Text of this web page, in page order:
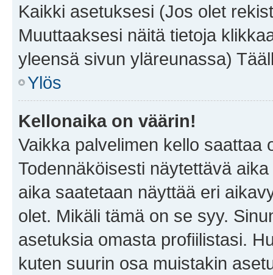
Kaikki asetuksesi (Jos olet
Muuttaaksesi näitä tietoja
yleensä sivun yläreunassa)
Ylös
Kellonaika on väärin!
Vaikka palvelimen kello saattaa
Todennäköisesti näytettävä
aika saatetaan näyttää eri
olet. Mikäli tämä on se syy.
asetuksia omasta profiilistasi.
kuten suurin osa muistakin